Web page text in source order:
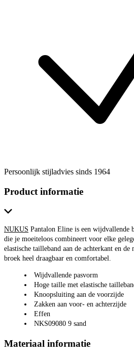
Persoonlijk stijladvies sinds 1964
Product informatie
NUKUS Pantalon Eline is een wijdvallende
die je moeiteloos combineert voor elke
elastische tailleband aan de achterkant en
broek heel draagbaar en comfortabel.
Wijdvallende pasvorm
Hoge taille met elastische
Knoopsluiting aan de voorzijde
Zakken aan voor- en achterzijde
Effen
NKS09080 9 sand
Materiaal informatie